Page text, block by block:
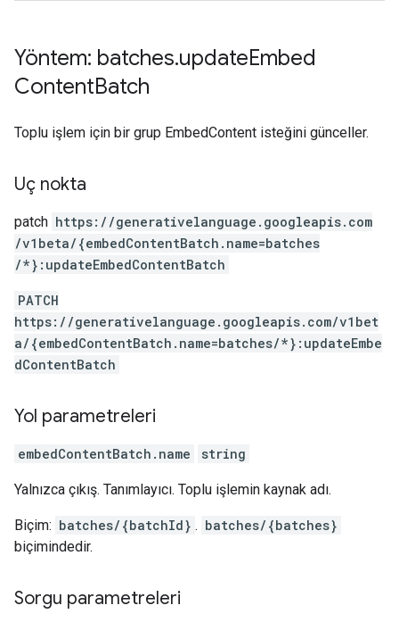
Yöntem: batches.updateEmbed
ContentBatch
Toplu işlem için bir grup EmbedContent isteğini günceller.
Uç nokta
patch https: / /generativelanguage.googleapis.com
/v1beta/{embedContentBatch.name=batches
/*}:updateEmbedContentBatch
PATCH
https://generativelanguage.googleapis.com/v1bet
a/{embedContentBatch.name=batches/*}:updateEmbe
dContentBatch
Yol parametreleri
embedContentBatch.name string
Yalnızca çıkış. Tanımlayıcı. Toplu işlemin kaynak adı.
Biçim: batches/{batchId} . batches/{batches}
biçimindedir.
Sorgu parametreleri